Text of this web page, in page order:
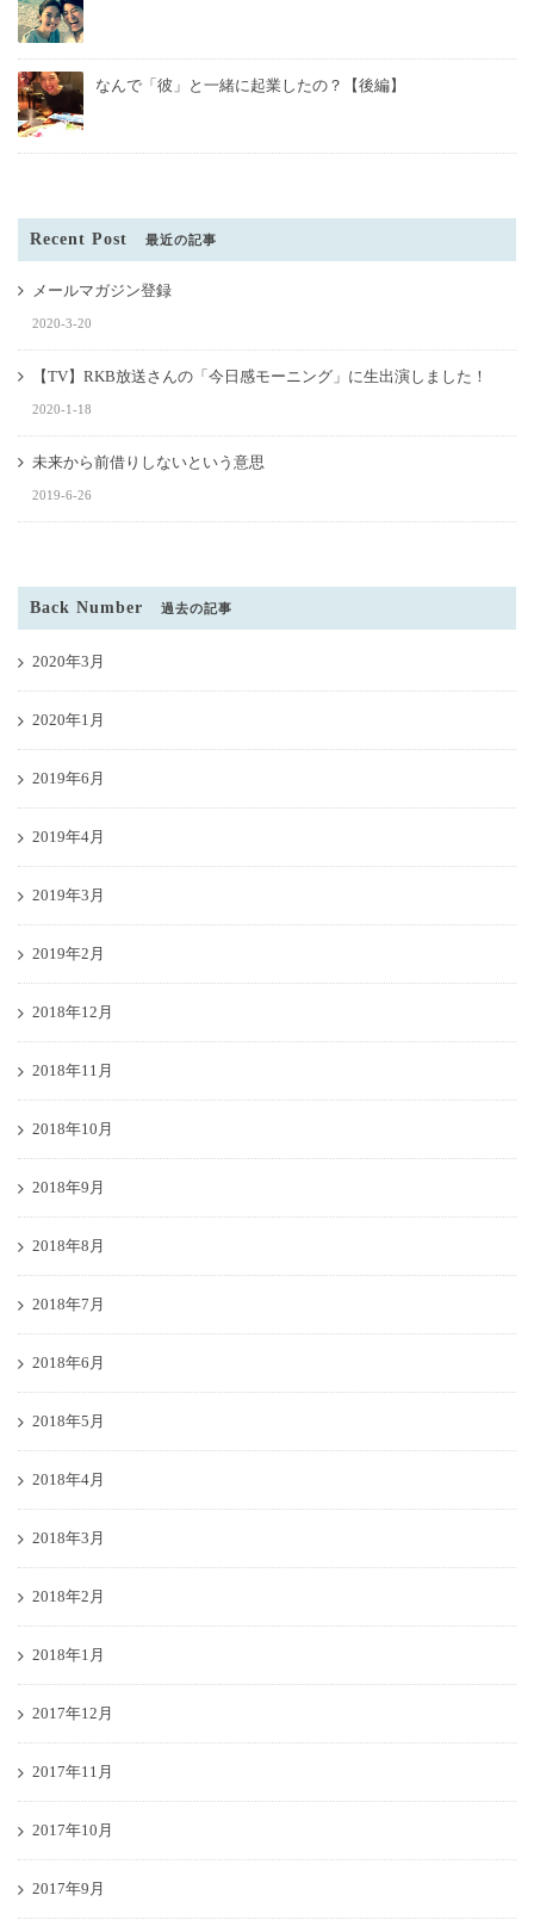
なんで「彼」と一緒に起業したの？【後編】
Recent Post 最近の記事
メールマガジン登録
2020-3-20
【TV】RKB放送さんの「今日感モーニング」に生出演しました！
2020-1-18
未来から前借りしないという意思
2019-6-26
Back Number 過去の記事
2020年3月
2020年1月
2019年6月
2019年4月
2019年3月
2019年2月
2018年12月
2018年11月
2018年10月
2018年9月
2018年8月
2018年7月
2018年6月
2018年5月
2018年4月
2018年3月
2018年2月
2018年1月
2017年12月
2017年11月
2017年10月
2017年9月